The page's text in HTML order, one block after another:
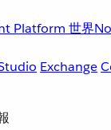
Platform 世界
Exchange